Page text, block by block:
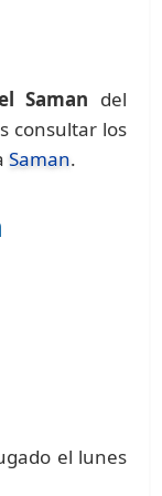
Saman del
consultar los
Saman.
el lunes